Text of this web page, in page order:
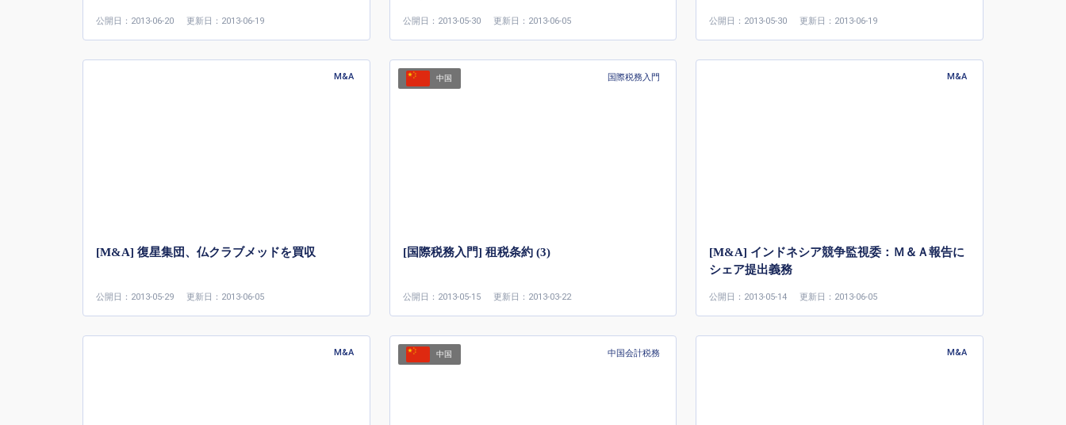
公開日：2013-06-20 更新日：2013-06-19 公開日：2013-05-30 更新日：2013-06-05 公開日：2013-05-30 更新日：2013-06-19
M&A
[M&A] 復星集団、仏クラブメッドを買収
公開日：2013-05-29 更新日：2013-06-05
中国 国際税務入門
[国際税務入門] 租税条約 (3)
公開日：2013-05-15 更新日：2013-03-22
M&A
[M&A] インドネシア競争監視委：Ｍ＆Ａ報告に
シェア提出義務
公開日：2013-05-14 更新日：2013-06-05
M&A 中国 中国会計税務 M&A